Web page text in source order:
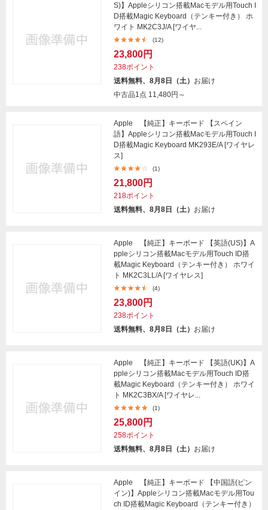
S)】Appleシリコン搭載Macモデル用Touch I
D搭載Magic Keyboard（テンキー付き） ホ
ワイト MK2C3J/A [ワイヤ...
(12)
23,800円
238ポイント
送料無料、8月8日（土） お届け
中古品1点 11,480円～
Apple 【純正】キーボード 【スペイン
語】Appleシリコン搭載Macモデル用Touch I
D搭載Magic Keyboard MK293E/A [ワイヤレ
ス]
(1)
21,800円
218ポイント
送料無料、8月8日（土） お届け
Apple 【純正】キーボード 【英語(US)】A
ppleシリコン搭載Macモデル用Touch ID搭
載Magic Keyboard（テンキー付き） ホワイ
ト MK2C3LL/A [ワイヤレス]
(4)
23,800円
238ポイント
送料無料、8月8日（土） お届け
Apple 【純正】キーボード 【英語(UK)】A
ppleシリコン搭載Macモデル用Touch ID搭
載Magic Keyboard（テンキー付き） ホワイ
ト MK2C3BX/A [ワイヤレ...
(1)
25,800円
258ポイント
送料無料、8月8日（土） お届け
Apple 【純正】キーボード 【中国語(ピン
イン)】Appleシリコン搭載Macモデル用Tou
ch ID搭載Magic Keyboard（テンキー付き）